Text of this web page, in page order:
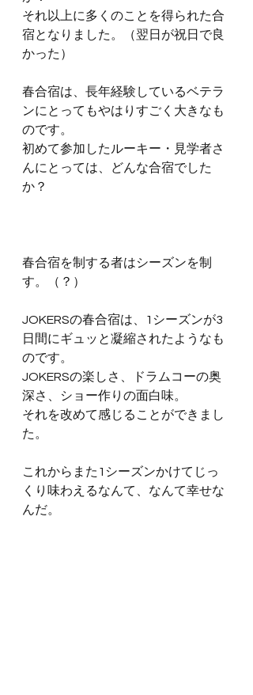
それ以上に多くのことを得られた合
宿となりました。（翌日が祝日で良
かった）
春合宿は、長年経験しているベテラ
ンにとってもやはりすごく大きなも
のです。
初めて参加したルーキー・見学者さ
んにとっては、どんな合宿でした
か？
春合宿を制する者はシーズンを制
す。（？）
JOKERSの春合宿は、1シーズンが3
日間にギュッと凝縮されたようなも
のです。
JOKERSの楽しさ、ドラムコーの奥
深さ、ショー作りの面白味。
それを改めて感じることができまし
た。
これからまた1シーズンかけてじっ
くり味わえるなんて、なんて幸せな
んだ。